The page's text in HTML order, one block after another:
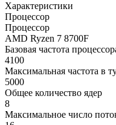
Характеристики
Процессор
Процессор
AMD Ryzen 7 8700F
Базовая частота
4100
Максимальная частота в
5000
Общее количество ядер
8
Максимальное число